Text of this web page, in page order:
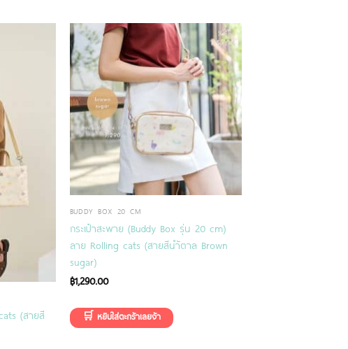
(สายสี
BUDDY BOX 20 CM
กระเป๋าสะพาย (Buddy Box รุ่น 20 cm)
ลาย Rolling cats (สายสีนำ้ตาล Brown
sugar)
฿1,290.00